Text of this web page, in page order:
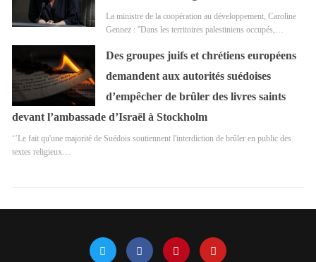
La ministre de la coopération au développement, Caroline
Gennez : ''Dans les territoires palestiniens occupés,…
Des groupes juifs et chrétiens européens
demandent aux autorités suédoises
d’empêcher de brûler des livres saints
devant l’ambassade d’Israël à Stockholm
‘’Le fait qu'une majorité de Suédois soutiennent l'interdiction de brûler en public des
textes religieux…